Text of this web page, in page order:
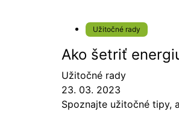
Užitočné rady
Ako šetriť
Užitočné rady
23. 03. 2023
Spoznajte užitočné tipy,